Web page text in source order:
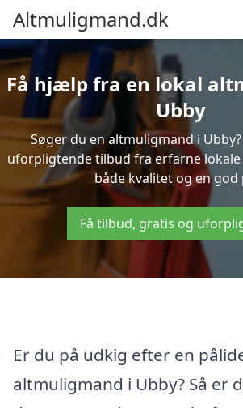
Altmuligmand.dk
Få hjælp fra en lokal
Ubby
Søger du en altmuligmand i
uforpligtende tilbud fra erfarne
både kvalitet og en god
Få tilbud, gratis og
Er du på udkig efter en
altmuligmand i Ubby? Så er